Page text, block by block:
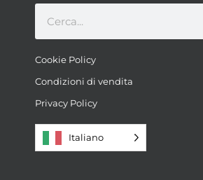
Cookie Policy
Condizioni di vendita
Privacy Policy
Italiano